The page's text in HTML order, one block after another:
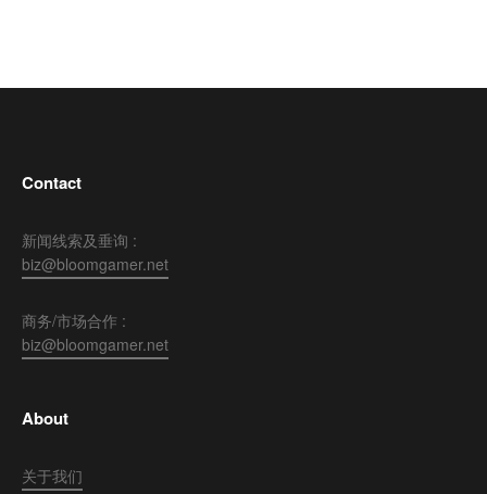
Contact
新闻线索及垂询 :
biz@bloomgamer.net
商务/市场合作 :
biz@bloomgamer.net
About
关于我们